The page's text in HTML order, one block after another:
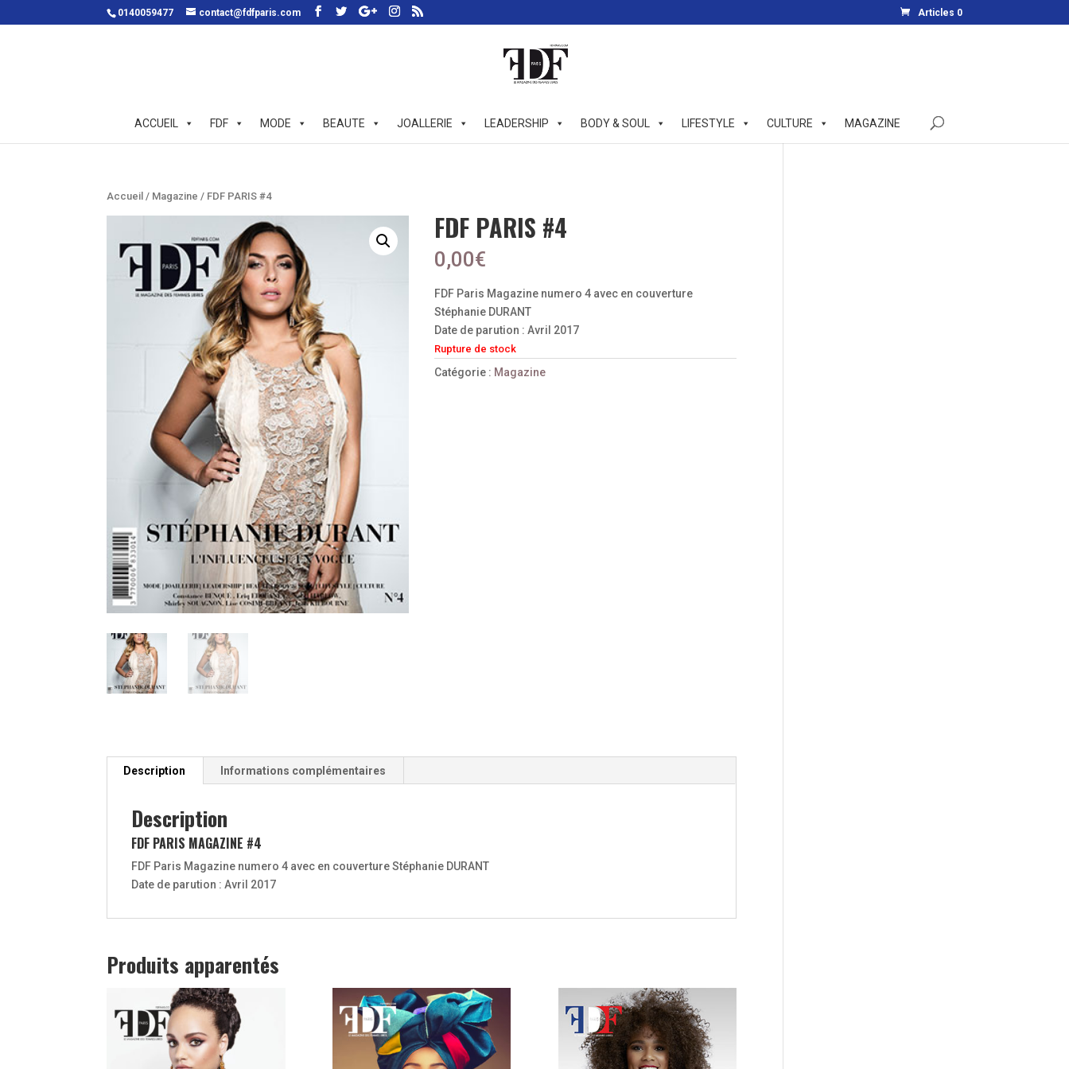
0140059477 contact@fdfparis.com Articles 0
ACCUEIL FDF MODE BEAUTE JOALLERIE LEADERSHIP BODY & SOUL LIFESTYLE CULTURE MAGAZINE
Accueil / Magazine / FDF PARIS #4
FDF PARIS #4
0,00€
FDF Paris Magazine numero 4 avec en couverture
Stéphanie DURANT
Date de parution : Avril 2017
Rupture de stock
Catégorie : Magazine
Description Informations complémentaires
Description
FDF PARIS MAGAZINE #4
FDF Paris Magazine numero 4 avec en couverture Stéphanie DURANT
Date de parution : Avril 2017
Produits apparentés